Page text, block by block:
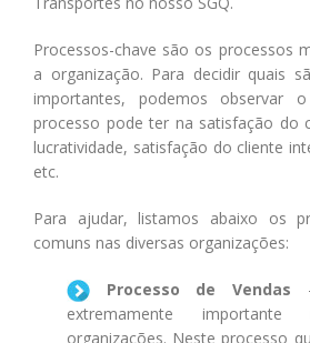
Processos-chave são os processos
a organização. Para decidir quais
importantes, podemos observar
processo pode ter na satisfação do
lucratividade, satisfação do cliente
etc.
Para ajudar, listamos abaixo os
comuns nas diversas organizações:
Processo de Vendas
extremamente
organizações. Neste processo